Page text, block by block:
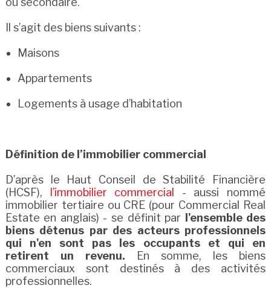
Il s’agit des biens suivants :
Maisons
Appartements
Logements à usage d’habitation
Définition de l’immobilier commercial
D’après le Haut Conseil de Stabilité Financière
(HCSF),
l’immobilier commercial
- aussi nommé
immobilier tertiaire ou CRE (pour Commercial Real
Estate en anglais) - se définit par
l'ensemble des
biens détenus par des acteurs professionnels
qui n'en sont pas les occupants et qui en
retirent un revenu.
En somme, les biens
commerciaux sont destinés à des activités
professionnelles.